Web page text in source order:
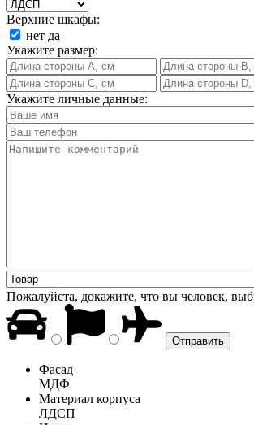
Верхние шкафы:
нет да
Укажите размер:
Укажите личные данные:
Пожалуйста, докажите, что вы человек,
Фасад
МДФ
Материал корпуса
ЛДСП